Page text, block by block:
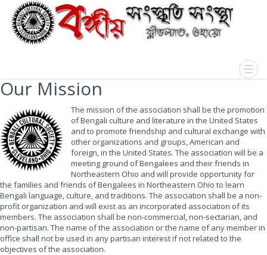
Our Mission
The mission of the association shall be the promotion
of Bengali culture and literature in the United States
and to promote friendship and cultural exchange with
other organizations and groups, American and
foreign, in the United States. The association will be a
meeting ground of Bengalees and their friends in
Northeastern Ohio and will provide opportunity for
the families and friends of Bengalees in Northeastern Ohio to learn
Bengali language, culture, and traditions. The association shall be a non-
profit organization and will exist as an incorporated association of its
members. The association shall be non-commercial, non-sectarian, and
non-partisan. The name of the association or the name of any member in
office shall not be used in any partisan interest if not related to the
objectives of the association.